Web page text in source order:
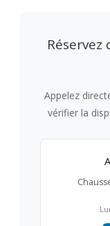
Réservez
Appelez
vérifier la